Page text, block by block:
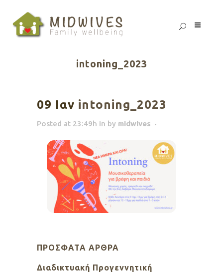
intoning_2023
09 Ιαν intoning_2023
Posted at 23:49h in by midwives
ΠΡΌΣΦΑΤΑ ΆΡΘΡΑ
Διαδικτυακή Προγεννητική